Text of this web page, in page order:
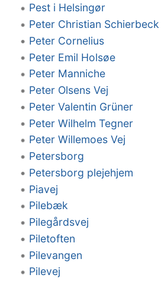
Pest i Helsingør
Peter Christian Schierbeck
Peter Cornelius
Peter Emil Holsøe
Peter Manniche
Peter Olsens Vej
Peter Valentin Grüner
Peter Wilhelm Tegner
Peter Willemoes Vej
Petersborg
Petersborg plejehjem
Piavej
Pilebæk
Pilegårdsvej
Piletoften
Pilevangen
Pilevej